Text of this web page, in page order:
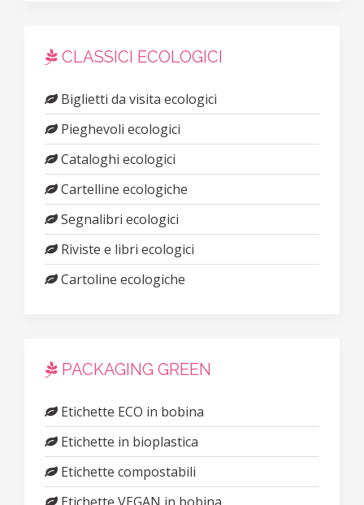
CLASSICI ECOLOGICI
Biglietti da visita ecologici
Pieghevoli ecologici
Cataloghi ecologici
Cartelline ecologiche
Segnalibri ecologici
Riviste e libri ecologici
Cartoline ecologiche
PACKAGING GREEN
Etichette ECO in bobina
Etichette in bioplastica
Etichette compostabili